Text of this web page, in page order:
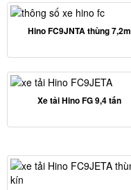
Hino FC9JNTA thùng 7,2m
Xe tải Hino FG 9,4 tấn